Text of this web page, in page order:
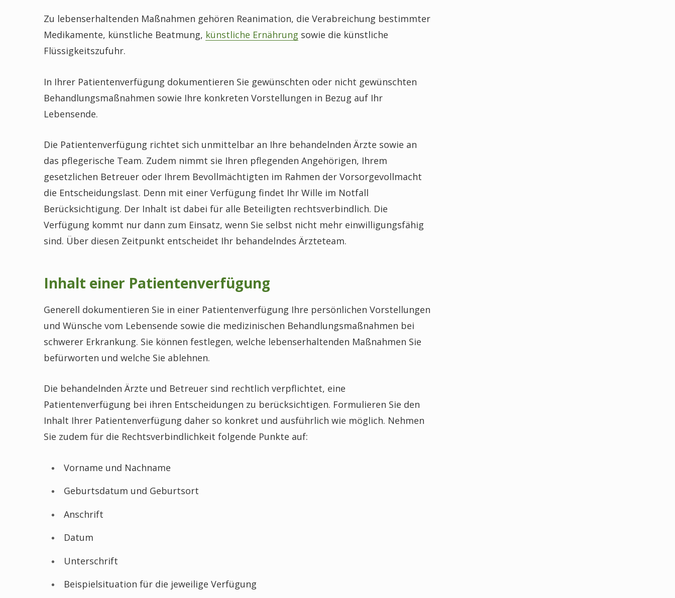
Zu lebenserhaltenden Maßnahmen gehören Reanimation, die Verabreichung bestimmter
Medikamente, künstliche Beatmung, künstliche Ernährung sowie die künstliche
Flüssigkeitszufuhr.
In Ihrer Patientenverfügung dokumentieren Sie gewünschten oder nicht gewünschten
Behandlungsmaßnahmen sowie Ihre konkreten Vorstellungen in Bezug auf Ihr
Lebensende.
Die Patientenverfügung richtet sich unmittelbar an Ihre behandelnden Ärzte sowie an
das pflegerische Team. Zudem nimmt sie Ihren pflegenden Angehörigen, Ihrem
gesetzlichen Betreuer oder Ihrem Bevollmächtigten im Rahmen der Vorsorgevollmacht
die Entscheidungslast. Denn mit einer Verfügung findet Ihr Wille im Notfall
Berücksichtigung. Der Inhalt ist dabei für alle Beteiligten rechtsverbindlich. Die
Verfügung kommt nur dann zum Einsatz, wenn Sie selbst nicht mehr einwilligungsfähig
sind. Über diesen Zeitpunkt entscheidet Ihr behandelndes Ärzteteam.
Inhalt einer Patientenverfügung
Generell dokumentieren Sie in einer Patientenverfügung Ihre persönlichen Vorstellungen
und Wünsche vom Lebensende sowie die medizinischen Behandlungsmaßnahmen bei
schwerer Erkrankung. Sie können festlegen, welche lebenserhaltenden Maßnahmen Sie
befürworten und welche Sie ablehnen.
Die behandelnden Ärzte und Betreuer sind rechtlich verpflichtet, eine
Patientenverfügung bei ihren Entscheidungen zu berücksichtigen. Formulieren Sie den
Inhalt Ihrer Patientenverfügung daher so konkret und ausführlich wie möglich. Nehmen
Sie zudem für die Rechtsverbindlichkeit folgende Punkte auf:
Vorname und Nachname
Geburtsdatum und Geburtsort
Anschrift
Datum
Unterschrift
Beispielsituation für die jeweilige Verfügung